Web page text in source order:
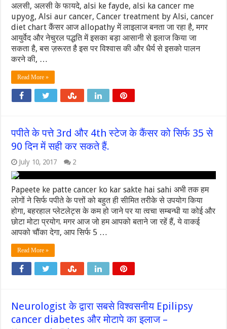
अलसी, अलसी के फायदे, alsi ke fayde, alsi ka cancer me
upyog, Alsi aur cancer, Cancer treatment by Alsi, cancer
diet chart कैंसर आज allopathy में लाइलाज बनता जा रहा है, मगर
आयुर्वेद और नेचुरल पद्धति में इसका बड़ा आसानी से इलाज किया जा
सकता है, बस ज़रूरत है इस पर विश्वास की और धैर्य से इसको पालन
करने की, …
Read More »
पपीते के पत्ते 3rd और 4th स्टेज के कैंसर को सिर्फ 35 से
90 दिन में सही कर सकते हैं.
July 10, 2017 2
Papeete ke patte cancer ko kar sakte hai sahi अभी तक हम
लोगों ने सिर्फ पपीते के पत्तों को बहुत ही सीमित तरीके से उपयोग किया
होगा, बहरहाल प्लेटलेट्स के कम हो जाने पर या त्वचा सम्बन्धी या कोई और
छोटा मोटा प्रयोग. मगर आज जो हम आपको बताने जा रहें हैं, ये वाकई
आपको चौंका देगा, आप सिर्फ 5 …
Read More »
Neurologist के द्वारा सबसे विश्वसनीय Epilipsy
cancer diabetes और मोटापे का इलाज –